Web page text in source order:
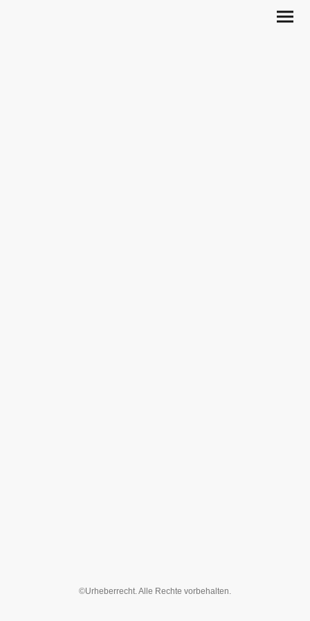
©Urheberrecht. Alle Rechte vorbehalten.